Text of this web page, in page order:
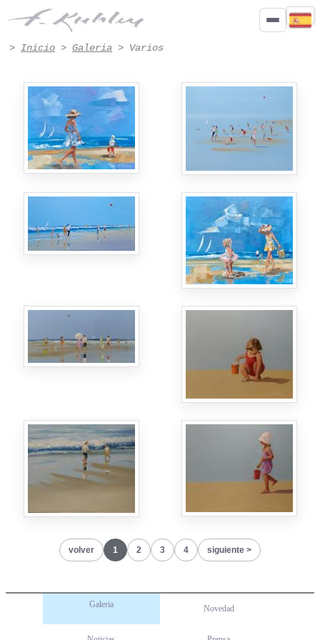
> Inicio > Galeria > Varios
volver 1 2 3 4 siguiente
Galeria Novedad